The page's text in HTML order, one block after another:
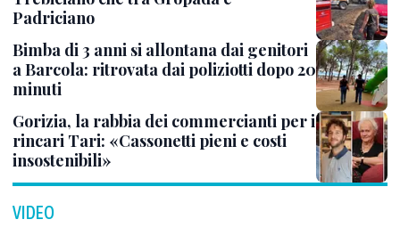
Padriciano
Bimba di 3 anni si allontana dai genitori
a Barcola: ritrovata dai poliziotti dopo 20
minuti
Gorizia, la rabbia dei commercianti per i
rincari Tari: «Cassonetti pieni e costi
insostenibili»
VIDEO